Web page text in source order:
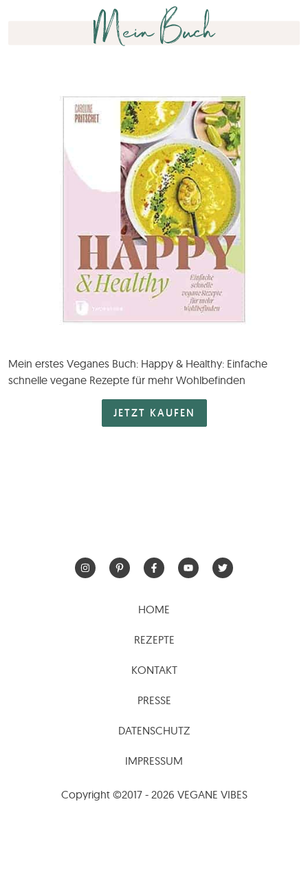
Mein Buch
Mein erstes Veganes Buch: Happy & Healthy: Einfache
schnelle vegane Rezepte für mehr Wohlbefinden
JETZT KAUFEN
HOME
REZEPTE
KONTAKT
PRESSE
DATENSCHUTZ
IMPRESSUM
Copyright ©2017 - 2026 VEGANE VIBES